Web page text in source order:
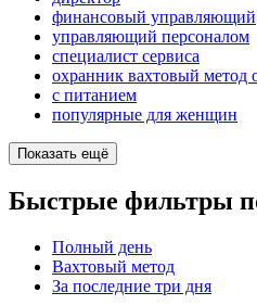
финансовый управляющий
управляющий персоналом
специалист сервиса
охранник вахтовый метод
с питанием
популярные для женщин
Показать ещё
Быстрые фильтры
Полный день
Вахтовый метод
За последние три дня